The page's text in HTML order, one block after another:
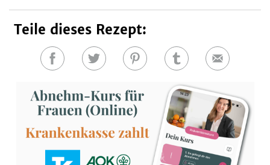
Teile dieses Rezept:
Auf
teilen
Auf
teilen
Auf
teilen
Auf
teilen
E-